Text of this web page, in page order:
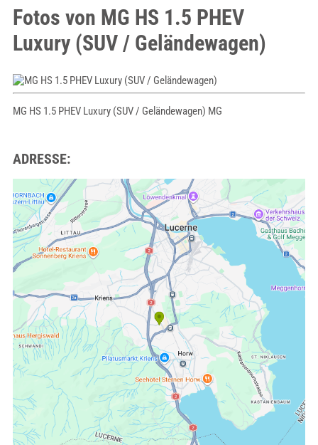
Fotos von MG HS 1.5 PHEV
Luxury (SUV / Geländewagen)
MG HS 1.5 PHEV Luxury (SUV / Geländewagen) MG
ADRESSE: